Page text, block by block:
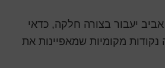
יעבור בצורה חלקה, כדאי
מקומיות שמאפיינות את